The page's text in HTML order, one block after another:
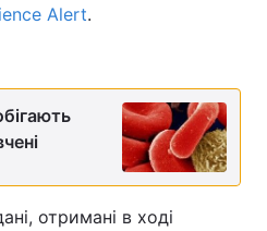
Alert.
отримані в ході